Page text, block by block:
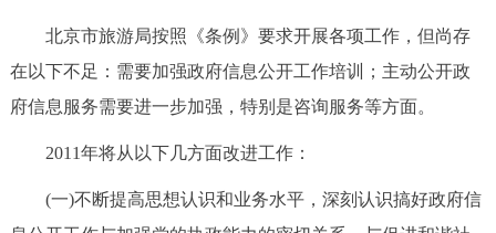
北京市旅游局按照《条例》要求开展各项工作，但尚存
在以下不足：需要加强政府信息公开工作培训；主动公开政
府信息服务需要进一步加强，特别是咨询服务等方面。
2011年将从以下几方面改进工作：
(一)不断提高思想认识和业务水平，深刻认识搞好政府信